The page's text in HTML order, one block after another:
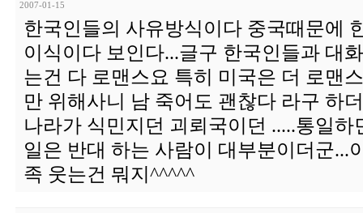
2007-01-15
한국인들의 사유방식이다 중국때문에
이식이다 보인다...글구 한국인들과 대
는건 다 로맨스요 특히 미국은 더 로맨
만 위해사니 남 죽어도 괜찮다 라구 하
나라가 식민지던 괴뢰국이던 .....통일하
일은 반대 하는 사람이 대부분이더군...
족 웃는건 뭐지^^^^^